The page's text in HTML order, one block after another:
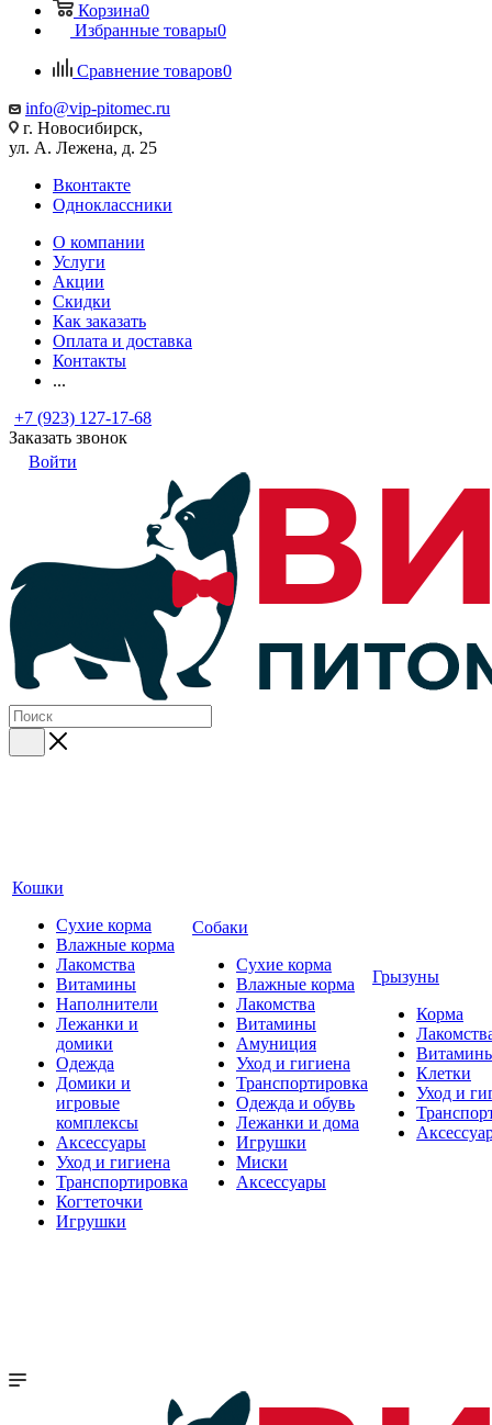
Корзина0
Избранные товары0
Сравнение товаров0
info@vip-pitomec.ru
г. Новосибирск,
ул. А. Лежена, д. 25
Вконтакте
Одноклассники
О компании
Услуги
Акции
Скидки
Как заказать
Оплата и доставка
Контакты
...
+7 (923) 127-17-68
Заказать звонок
Войти
Кошки
Сухие корма
Влажные корма
Лакомства
Витамины
Наполнители
Лежанки и
домики
Одежда
Домики и
игровые
комплексы
Аксессуары
Уход и гигиена
Транспортировка
Когтеточки
Игрушки
Собаки
Сухие корма
Влажные корма
Лакомства
Витамины
Амуниция
Уход и гигиена
Транспортировка
Одежда и обувь
Лежанки и дома
Игрушки
Миски
Аксессуары
Грызуны
Корма
Клетки
Уход и